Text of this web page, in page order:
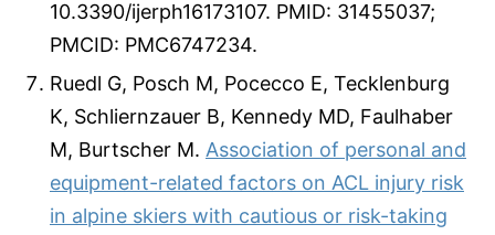
10.3390/ijerph16173107. PMID: 31455037;
PMCID: PMC6747234.
Ruedl G, Posch M, Pocecco E, Tecklenburg
K, Schliernzauer B, Kennedy MD, Faulhaber
M, Burtscher M. Association of personal and
equipment-related factors on ACL injury risk
in alpine skiers with cautious or risk-taking